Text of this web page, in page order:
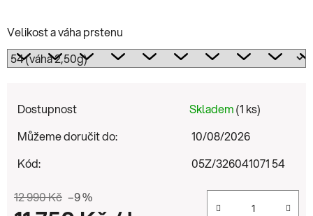
Velikost a váha prstenu
Dostupnost Skladem(1 ks)
Můžeme doručit do:
10/08/2026
Kód:
05Z/326041071 54
12 990 Kč –9 %